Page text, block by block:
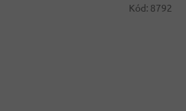
Kód: 8792